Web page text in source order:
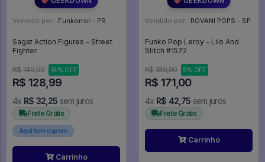
Vendido por: Funkorror - PR
Sagat Action Figures - Street
Fighter
R$ 149,99 14% OFF
R$ 128,99
4x R$ 32,25 sem juros
Frete Grátis
Aqui tem cupom
Carrinho
Vendido por: ROVANI POPS - SP
Funko Pop Leroy - Lilo And
Stitch #1572
R$ 180,00 5% OFF
R$ 171,00
4x R$ 42,75 sem juros
Frete Grátis
Carrinho